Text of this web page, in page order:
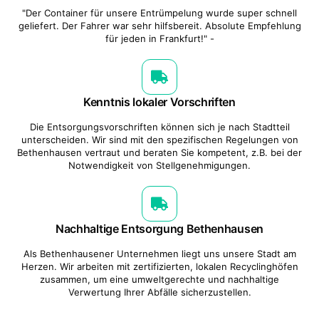
"Der Container für unsere Entrümpelung wurde super schnell
geliefert. Der Fahrer war sehr hilfsbereit. Absolute Empfehlung
für jeden in Frankfurt!" -
Kenntnis lokaler Vorschriften
Die Entsorgungsvorschriften können sich je nach Stadtteil
unterscheiden. Wir sind mit den spezifischen Regelungen von
Bethenhausen vertraut und beraten Sie kompetent, z.B. bei der
Notwendigkeit von Stellgenehmigungen.
Nachhaltige Entsorgung Bethenhausen
Als Bethenhausener Unternehmen liegt uns unsere Stadt am
Herzen. Wir arbeiten mit zertifizierten, lokalen Recyclinghöfen
zusammen, um eine umweltgerechte und nachhaltige
Verwertung Ihrer Abfälle sicherzustellen.